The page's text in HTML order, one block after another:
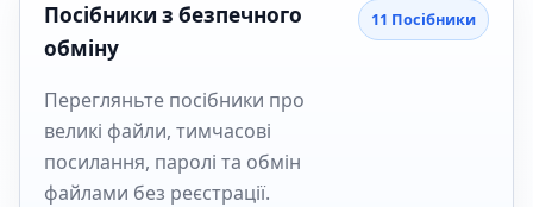
Посібники з безпечного
обміну
Перегляньте посібники про
великі файли, тимчасові
посилання, паролі та обмін
файлами без реєстрації.
11 Посібники